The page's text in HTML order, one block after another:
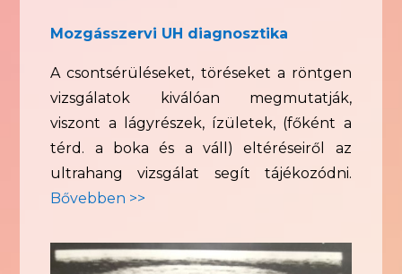
Mozgásszervi UH diagnosztika
A csontsérüléseket, töréseket a röntgen
vizsgálatok kiválóan megmutatják,
viszont a lágyrészek, ízületek, (főként a
térd. a boka és a váll) eltéréseiről az
ultrahang vizsgálat segít tájékozódni.
Bővebben >>